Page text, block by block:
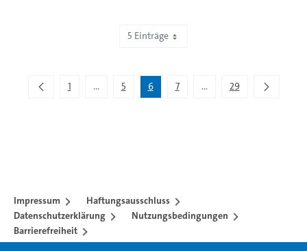
5 Einträge
1 ...
Zwischenseiten Navigieren mit TAB-Taste.
5 6 7 ...
Zwischenseiten
29
Impressum
Haftungsausschluss
Datenschutzerklärung
Nutzungsbedingungen
Barrierefreiheit